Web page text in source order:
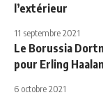
l’extérieur
11 septembre 2021
Le Borussia
pour Erling
6 octobre 2021